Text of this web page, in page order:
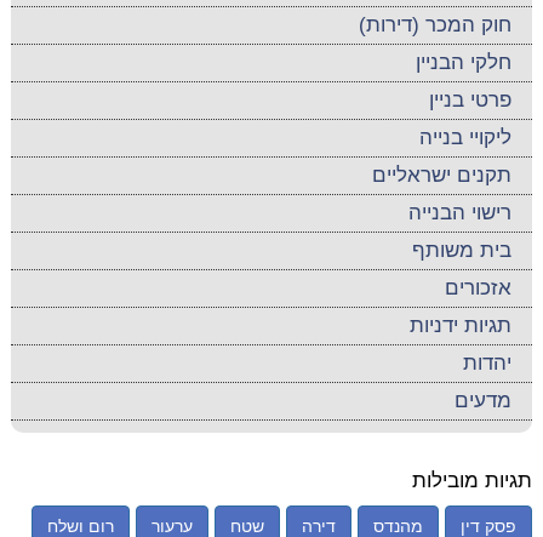
חוק המכר (דירות)
חלקי הבניין
פרטי בניין
ליקויי בנייה
תקנים ישראליים
רישוי הבנייה
בית משותף
אזכורים
תגיות ידניות
יהדות
מדעים
תגיות מובילות
פסק דין מהנדס דירה שטח ערעור רום ושלח